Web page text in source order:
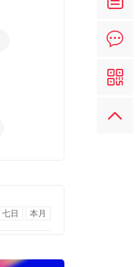
七日 本月